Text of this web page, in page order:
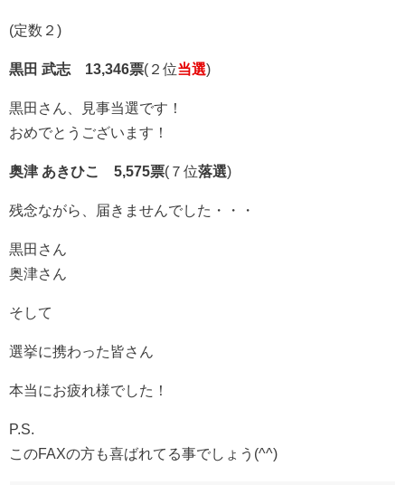
(定数２)
黒田 武志 13,346票(２位当選)
黒田さん、見事当選です！
おめでとうございます！
奥津 あきひこ 5,575票(７位落選)
残念ながら、届きませんでした・・・
黒田さん
奥津さん
そして
選挙に携わった皆さん
本当にお疲れ様でした！
P.S.
このFAXの方も喜ばれてる事でしょう(^^)